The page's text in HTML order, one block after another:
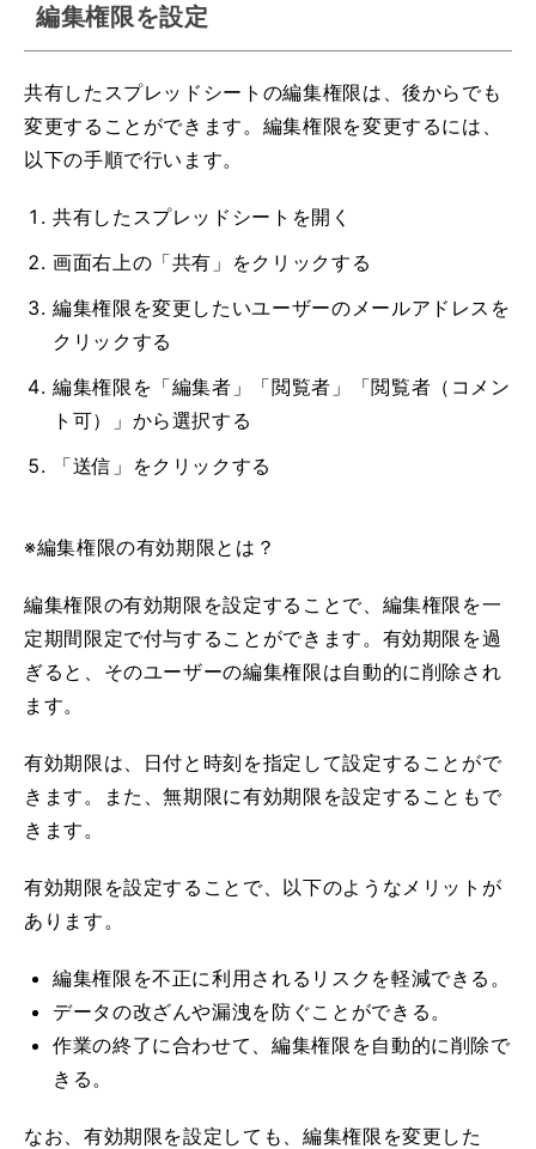
編集権限を設定
共有したスプレッドシートの編集権限は、後からでも
変更することができます。編集権限を変更するには、
以下の手順で行います。
共有したスプレッドシートを開く
画面右上の「共有」をクリックする
編集権限を変更したいユーザーのメールアドレスを
クリックする
編集権限を「編集者」「閲覧者」「閲覧者（コメン
ト可）」から選択する
「送信」をクリックする
※編集権限の有効期限とは？
編集権限の有効期限を設定することで、編集権限を一
定期間限定で付与することができます。有効期限を過
ぎると、そのユーザーの編集権限は自動的に削除され
ます。
有効期限は、日付と時刻を指定して設定することがで
きます。また、無期限に有効期限を設定することもで
きます。
有効期限を設定することで、以下のようなメリットが
あります。
編集権限を不正に利用されるリスクを軽減できる。
データの改ざんや漏洩を防ぐことができる。
作業の終了に合わせて、編集権限を自動的に削除で
きる。
なお、有効期限を設定しても、編集権限を変更した